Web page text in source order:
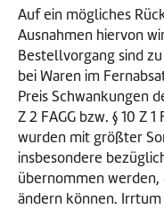
Auf ein mögliches
Ausnahmen hiervon
Bestellvorgang sind
bei Waren im
Preis Schwankungen
Z 2 FAGG bzw. § 10 Z
wurden mit größter
insbesondere
übernommen
ändern können.